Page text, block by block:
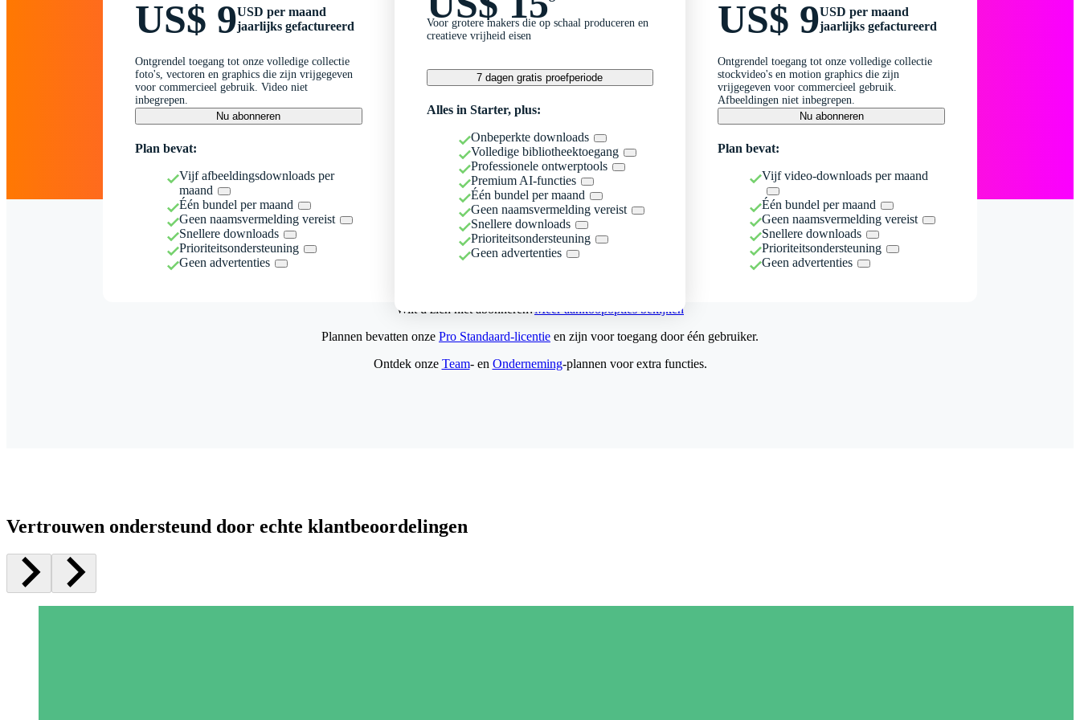
US$ 9USD per maand
jaarlijks gefactureerd
Ontgrendel toegang tot onze volledige collectie
foto's, vectoren en graphics die zijn vrijgegeven
voor commercieel gebruik. Video niet
inbegrepen.
Nu abonneren
Plan bevat:
Vijf afbeeldingsdownloads per
maand
Één bundel per maand
Geen naamsvermelding vereist
Snellere downloads
Prioriteitsondersteuning
Geen advertenties
Voor grotere makers die op schaal produceren en
creatieve vrijheid eisen
7 dagen gratis proefperiode
Alles in Starter, plus:
Onbeperkte downloads
Volledige bibliotheektoegang
Professionele ontwerptools
Premium AI-functies
Één bundel per maand
Geen naamsvermelding vereist
Snellere downloads
Prioriteitsondersteuning
Geen advertenties
US$ 9USD per maand
jaarlijks gefactureerd
Ontgrendel toegang tot onze volledige collectie
stockvideo's en motion graphics die zijn
vrijgegeven voor commercieel gebruik.
Afbeeldingen niet inbegrepen.
Nu abonneren
Plan bevat:
Vijf video-downloads per maand
Één bundel per maand
Geen naamsvermelding vereist
Snellere downloads
Prioriteitsondersteuning
Geen advertenties
Wilt u zich niet abonneren?Meer aankoopopties bekijken
Plannen bevatten onze Pro Standaard-licentie en zijn voor toegang door één gebruiker.
Ontdek onze Team- en Onderneming-plannen voor extra functies.
Vertrouwen ondersteund door echte klantbeoordelingen